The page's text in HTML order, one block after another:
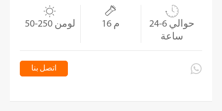

50-250 لومن

16 م

حوالي 6-24
ساعة
اتصل بنا 